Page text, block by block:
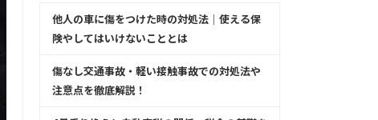
他人の車に傷をつけた時の対処法│使える保
険やしてはいけないこととは
傷なし交通事故・軽い接触事故での対処法や
注意点を徹底解説！